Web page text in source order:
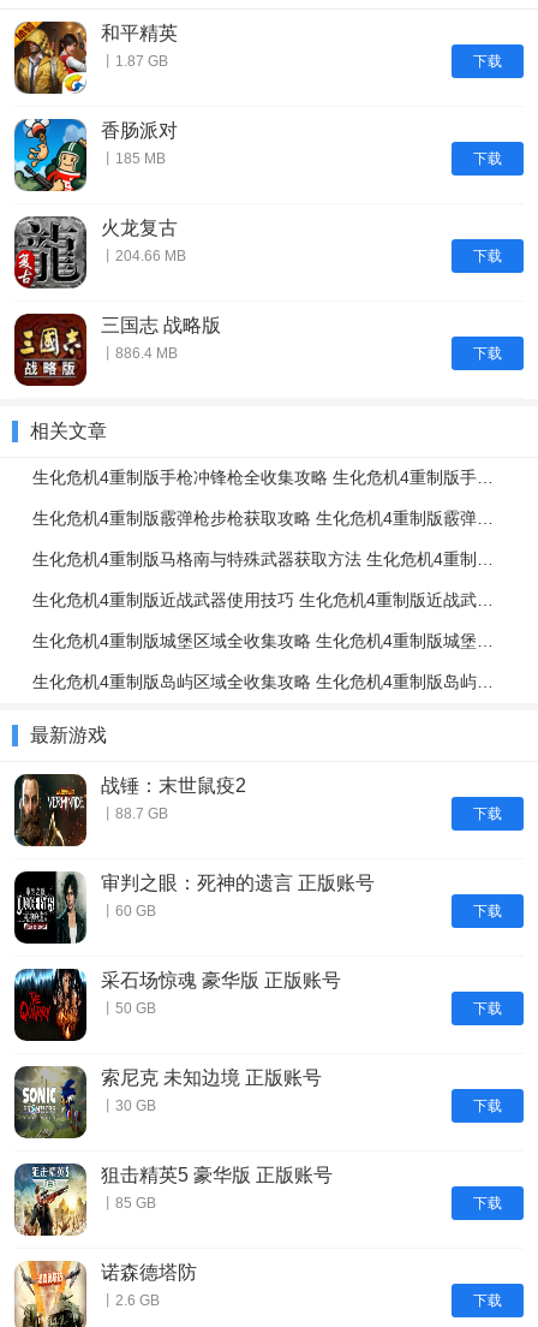
下载
和平精英
丨1.87 GB
下载
香肠派对
丨185 MB
下载
火龙复古
丨204.66 MB
下载
三国志 战略版
丨886.4 MB
相关文章
最新游戏
下载
战锤：末世鼠疫2
丨88.7 GB
下载
审判之眼：死神的遗言 正版账号
丨60 GB
下载
采石场惊魂 豪华版 正版账号
丨50 GB
下载
索尼克 未知边境 正版账号
丨30 GB
下载
狙击精英5 豪华版 正版账号
丨85 GB
下载
诺森德塔防
丨2.6 GB